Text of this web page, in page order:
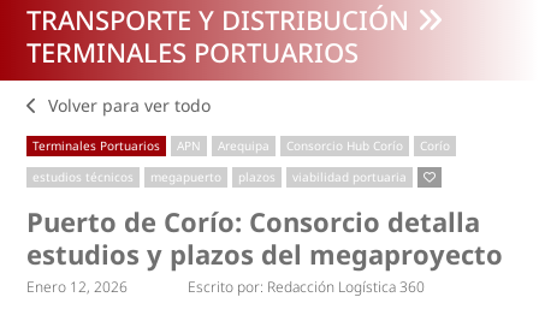
TRANSPORTE Y DISTRIBUCIÓN
TERMINALES PORTUARIOS
Volver para ver todo
Terminales Portuarios APN Arequipa Consorcio Hub Corío
Corío
estudios técnicos
megapuerto plazos viabilidad portuaria
Puerto de Corío: Consorcio detalla
estudios y plazos del megaproyecto
Enero 12, 2026 Escrito por: Redacción Logística 360